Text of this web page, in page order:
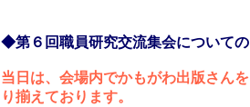
◆第６回職員研究交流集会について
当日は、会場内でかもがわ出版さん
り揃えております。